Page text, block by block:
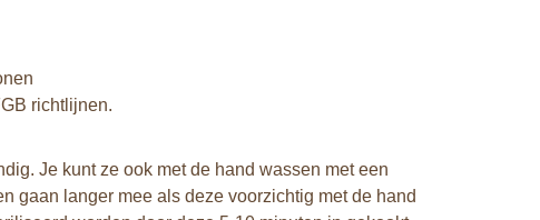
richtlijnen.
Je kunt ze ook met de hand wassen met een
gaan langer mee als deze voorzichtig met de hand